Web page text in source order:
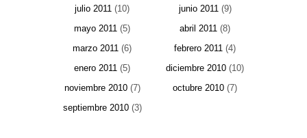
julio 2011 (10) junio 2011(9)
mayo 2011 (5) abril 2011 (8)
marzo 2011 (6) febrero 2011 (4)
enero 2011 (5) diciembre 2010 (10)
noviembre 2010(7) octubre 2010 (7)
septiembre 2010(3)